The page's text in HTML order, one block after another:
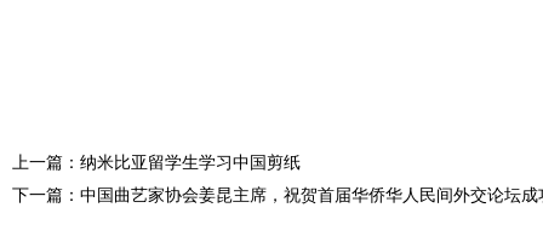
上一篇：纳米比亚留学生学习中国剪纸
下一篇：中国曲艺家协会姜昆主席，祝贺首届华侨华人民间外交论坛